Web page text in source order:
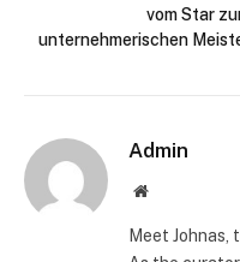
vom Star
unternehmerischen
Admin
Website
Meet Johnas,